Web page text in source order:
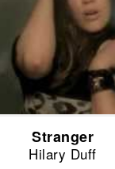
Stranger
Hilary Duff